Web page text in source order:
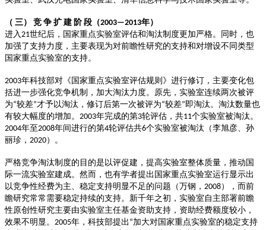
（ 三） 竞 争 扩 建 阶 段（2003—2013年）
进入 21世纪后，国家重点实验室评估和淘汰制度更加严格。同时，也
加强了支持力度，主要表现为对前瞻性研究的支持和对增设不同类型
国家重点实验室的支持。
2003年科技部对《国家重点实验室评估规则》进行修订，主要变化包
括进一步强化竞争机制，加大淘汰力度。原先，实验室连续两次被评
为“较差”才予以淘汰，修订后第一次被评为“较差” 即淘汰。淘汰数量也
有较大幅度的增加。 2003年完成的第3轮评估，共11个实验室被淘汰。
2004年至2008年间进行的第4轮评估共6个实验室被淘汰（李旭彦、孙
丽珍， 2020）。
严格竞争淘汰制度的目的是以评促建，提高实验室整体质量，推动国
际一流实验室建成。然而，也有学者提出国家重点实验室运行显示出
以竞争性经费为主、稳定支持明显不足的问题（万钢， 2008），而前
瞻研究常常需要稳定持续的支持。新千年之初，实验室自主部署前瞻
性原创性研究主要由实验室主任基金资助支持，资助经费额度较小，
效果不明显。 2005年，科技部提出 “加大对国家重点实验室的稳定支持